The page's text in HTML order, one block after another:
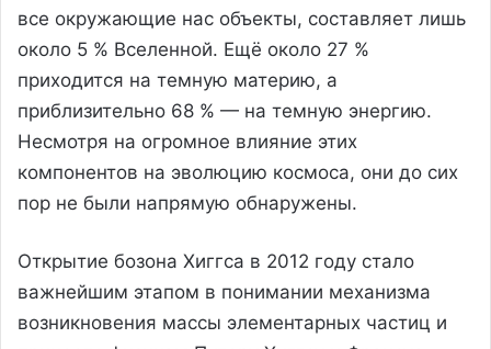
все окружающие нас объекты, составляет лишь
около 5 % Вселенной. Ещё около 27 %
приходится на темную материю, а
приблизительно 68 % — на темную энергию.
Несмотря на огромное влияние этих
компонентов на эволюцию космоса, они до сих
пор не были напрямую обнаружены.
Открытие бозона Хиггса в 2012 году стало
важнейшим этапом в понимании механизма
возникновения массы элементарных частиц и